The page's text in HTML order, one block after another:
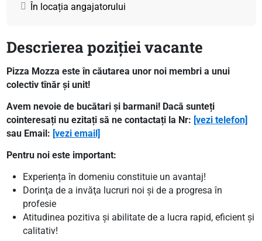
În locația angajatorului
Descrierea poziției vacante
Pizza Mozza este în căutarea unor noi membri a unui
colectiv tînăr și unit!
Avem nevoie de bucătari și barmani! Dacă sunteți
cointeresați nu ezitați să ne contactați la Nr: [vezi telefon]
sau Email: [vezi email]
Pentru noi este important:
Experiența în domeniu constituie un avantaj!
Dorinţa de a invăţa lucruri noi și de a progresa în
profesie
Atitudinea pozitiva și abilitate de a lucra rapid, eficient și
calitativ!